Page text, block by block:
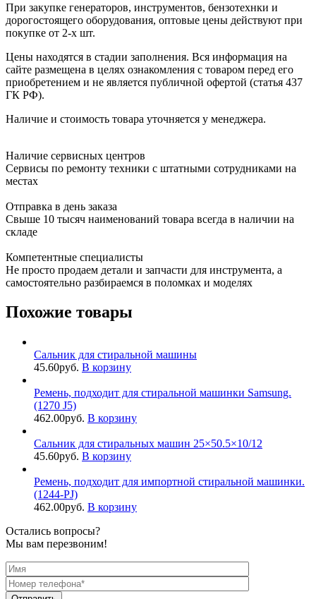
При закупке генераторов, инструментов, бензотехнки и
дорогостоящего оборудования, оптовые цены действуют при
покупке от 2-х шт.
Цены находятся в стадии заполнения. Вся информация на
сайте размещена в целях ознакомления с товаром перед его
приобретением и не является публичной офертой (статья 437
ГК РФ).
Наличие и стоимость товара уточняется у менеджера.
Наличие сервисных центров
Сервисы по ремонту техники с штатными сотрудниками на
местах
Отправка в день заказа
Свыше 10 тысяч наименований товара всегда в наличии на
складе
Компетентные специалисты
Не просто продаем детали и запчасти для инструмента, а
самостоятельно разбираемся в поломках и моделях
Похожие товары
Сальник для стиральной машины
45.60руб. В корзину
Ремень, подходит для стиральной машинки Samsung.
(1270 J5)
462.00руб. В корзину
Сальник для стиральных машин 25×50.5×10/12
45.60руб. В корзину
Ремень, подходит для импортной стиральной машинки.
(1244-PJ)
462.00руб. В корзину
Остались вопросы?
Мы вам перезвоним!